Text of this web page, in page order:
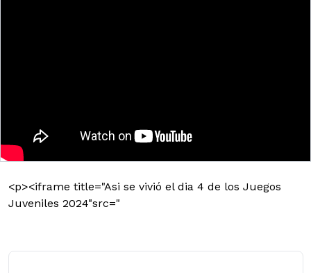
<p><iframe title="Asi se vivió el dia 4 de los Juegos
Juveniles 2024"src="